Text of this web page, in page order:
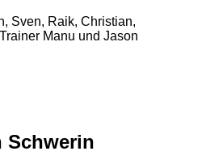
Sven, Raik, Christian,
Manu und Jason
Schwerin